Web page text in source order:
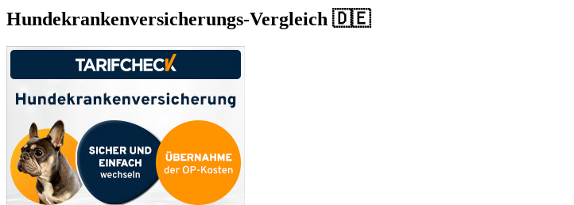
Hundekrankenversicherungs-Vergleich 🇩🇪